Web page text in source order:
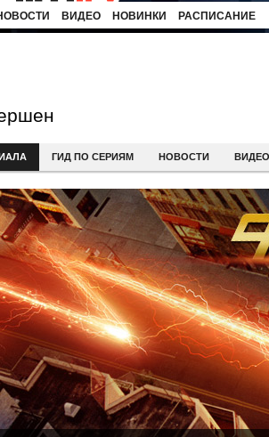
ВИДЕО НОВИНКИ РАСПИСАНИЕ
ГИД ПО СЕРИЯМ НОВОСТИ ВИДЕО